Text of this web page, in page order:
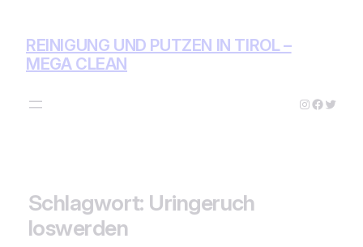
REINIGUNG UND PUTZEN IN TIROL –
MEGA CLEAN
Instagram
Twitter
Schlagwort: Uringeruch
loswerden